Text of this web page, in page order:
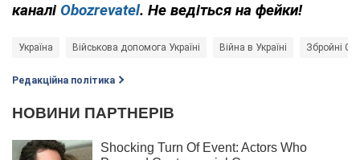
каналі Obozrevatel. Не ведіться на фейки!
Україна Військова допомога Україні Війна в Україні Збройні
Редакційна політика